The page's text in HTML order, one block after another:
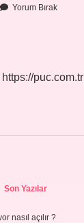
Yorum Bırak
https://puc.com.tr
Son Yazılar
nasıl açılır ?